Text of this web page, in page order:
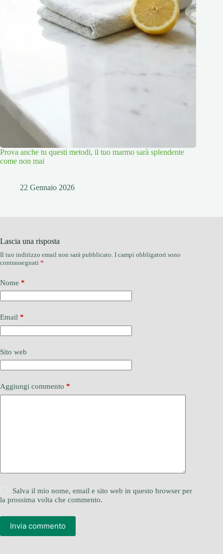
Prova anche tu questi metodi, il tuo marmo sarà splendente
come non mai
22 Gennaio 2026
Lascia una risposta
Il tuo indirizzo email non sarà pubblicato. I campi obbligatori sono
contrassegnati *
Nome *
Email *
Sito web
Aggiungi commento *
Salva il mio nome, email e sito web in questo browser per
la prossima volta che commento.
Invia commento